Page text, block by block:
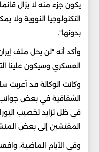
يكون جزء منه لا يزال
التكنولوجيا النووية
بدونها".
وأكد أنه "لن يحل ملف
العسكري وسيكون علينا
وكانت الوكالة قد
الشفافية في بعض جوانب
المفتشين إلى بعض
وفي الأيام الماضية،